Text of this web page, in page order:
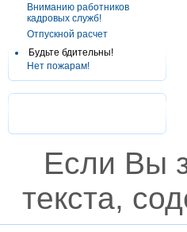
Вниманию работников
кадровых служб!
Отпускной расчет
Будьте бдительны!
Нет пожарам!
Если Вы
текста,